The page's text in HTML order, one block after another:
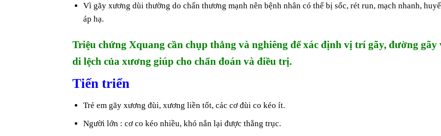
Vì gãy xương dùi thường do chấn thương mạnh nên bệnh nhân có thể bị sốc, rét run, mạch nhanh,
áp hạ.
Triệu chứng Xquang cần chụp thẳng và nghiêng để xác định vị trí gãy, đường gãy
di lệch của xương giúp cho chẩn đoán và điều trị.
Tiến triển
Trẻ em gãy xương đùi, xương liền tốt, các cơ đùi co kéo ít.
Người lớn : cơ co kéo nhiều, khó nắn lại được thẳng trục.